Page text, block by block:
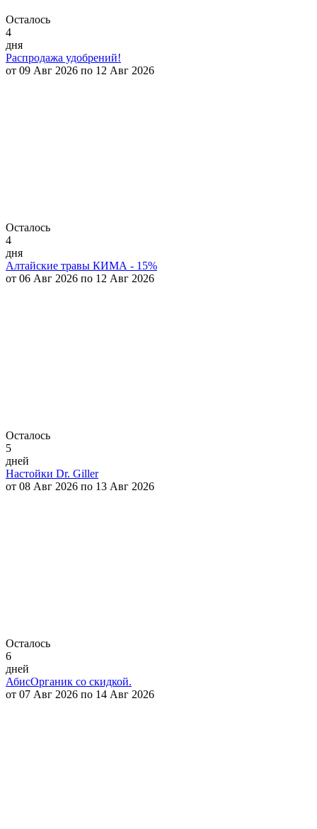
Осталось
4
дня
Распродажа удобрений!
от 09 Авг 2026 по 12 Авг 2026
Осталось
4
дня
Алтайские травы КИМА - 15%
от 06 Авг 2026 по 12 Авг 2026
Осталось
5
дней
Настойки Dr. Giller
от 08 Авг 2026 по 13 Авг 2026
Осталось
6
дней
АбисОрганик со скидкой.
от 07 Авг 2026 по 14 Авг 2026